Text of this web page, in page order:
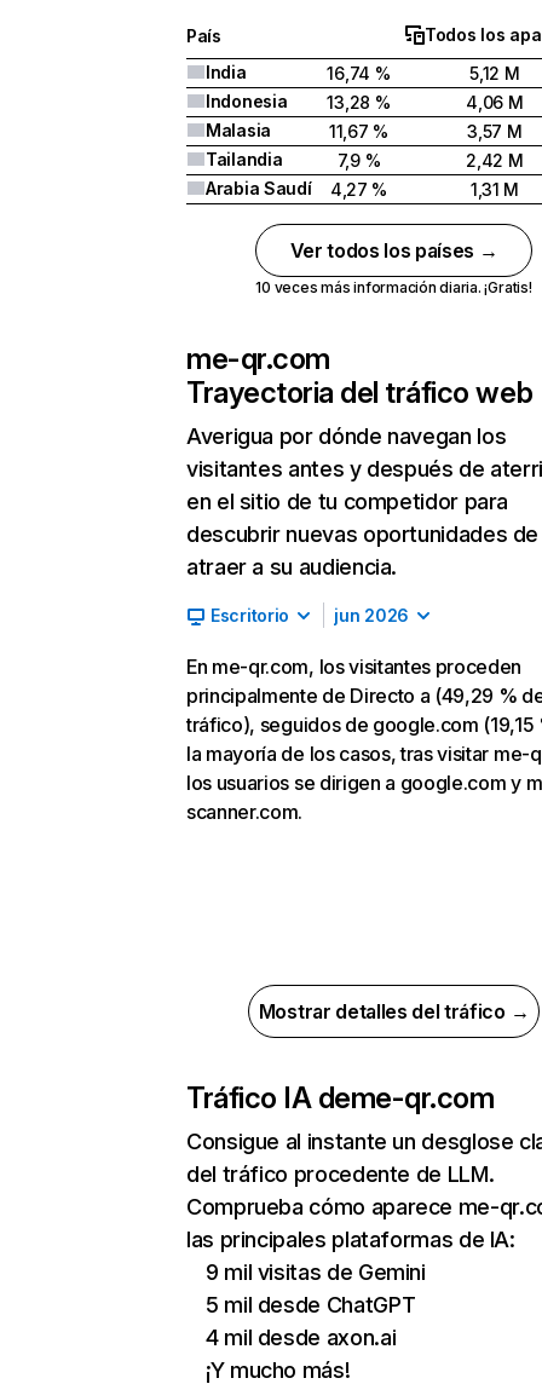
País
Todos los
India
16,74 %
5,12 M
Indonesia
13,28 %
4,06 M
Malasia
11,67 %
3,57 M
Tailandia
7,9 %
2,42 M
Arabia Saudí
4,27 % 1,31 M
Ver todos los países →
10 veces más información diaria. ¡Gratis!
me-qr.com
Trayectoria del tráfico web
Averigua por dónde navegan los
visitantes antes y después de
en el sitio de tu competidor para
descubrir nuevas oportunidades de
atraer a su audiencia.
Escritorio jun 2026
En me-qr.com, los visitantes proceden
principalmente de Directo a (49,29 %
tráfico), seguidos de google.com (19,15
la mayoría de los casos, tras visitar me-
los usuarios se dirigen a google.com y
scanner.com.
Mostrar detalles del tráfico →
Tráfico IA deme-qr.com
Consigue al instante un desglose
del tráfico procedente de LLM.
Comprueba cómo aparece me-
las principales plataformas de IA:
9 mil visitas de Gemini
5 mil desde ChatGPT
4 mil desde axon.ai
¡Y mucho más!